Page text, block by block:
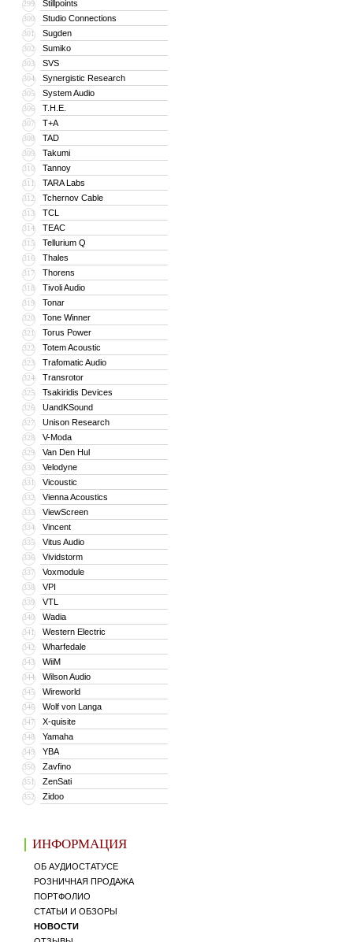
299 Stillpoints
300 Studio Connections
301 Sugden
302 Sumiko
303 SVS
304 Synergistic Research
305 System Audio
306 T.H.E.
307 T+A
308 TAD
309 Takumi
310 Tannoy
311 TARA Labs
312 Tchernov Cable
313 TCL
314 TEAC
315 Tellurium Q
316 Thales
317 Thorens
318 Tivoli Audio
319 Tonar
320 Tone Winner
321 Torus Power
322 Totem Acoustic
323 Trafomatic Audio
324 Transrotor
325 Tsakiridis Devices
326 UandKSound
327 Unison Research
328 V-Moda
329 Van Den Hul
330 Velodyne
331 Vicoustic
332 Vienna Acoustics
333 ViewScreen
334 Vincent
335 Vitus Audio
336 Vividstorm
337 Voxmodule
338 VPI
339 VTL
340 Wadia
341 Western Electric
342 Wharfedale
343 WiiM
344 Wilson Audio
345 Wireworld
346 Wolf von Langa
347 X-quisite
348 Yamaha
349 YBA
350 Zavfino
351 ZenSati
352 Zidoo
ИНФОРМАЦИЯ
ОБ АУДИОСТАТУСЕ
РОЗНИЧНАЯ ПРОДАЖА
ПОРТФОЛИО
СТАТЬИ И ОБЗОРЫ
НОВОСТИ